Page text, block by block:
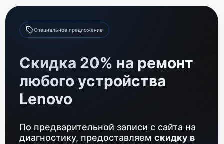
Ремонт оптики 500 р
Замена датчиков
Замена разъемов 600 р
Специальное предложение
Скидка 20% на ремонт
любого устройства
Lenovo
По предварительной записи с сайта на
диагностику, предоставляем скидку в